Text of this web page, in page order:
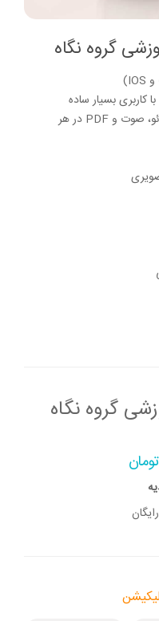
گروه نگاه
کاربری بسیار ساده
قابلیت درج و فروش بی نهایت فایل ویدئو، صوت و PDF در هر
گروه نگاه